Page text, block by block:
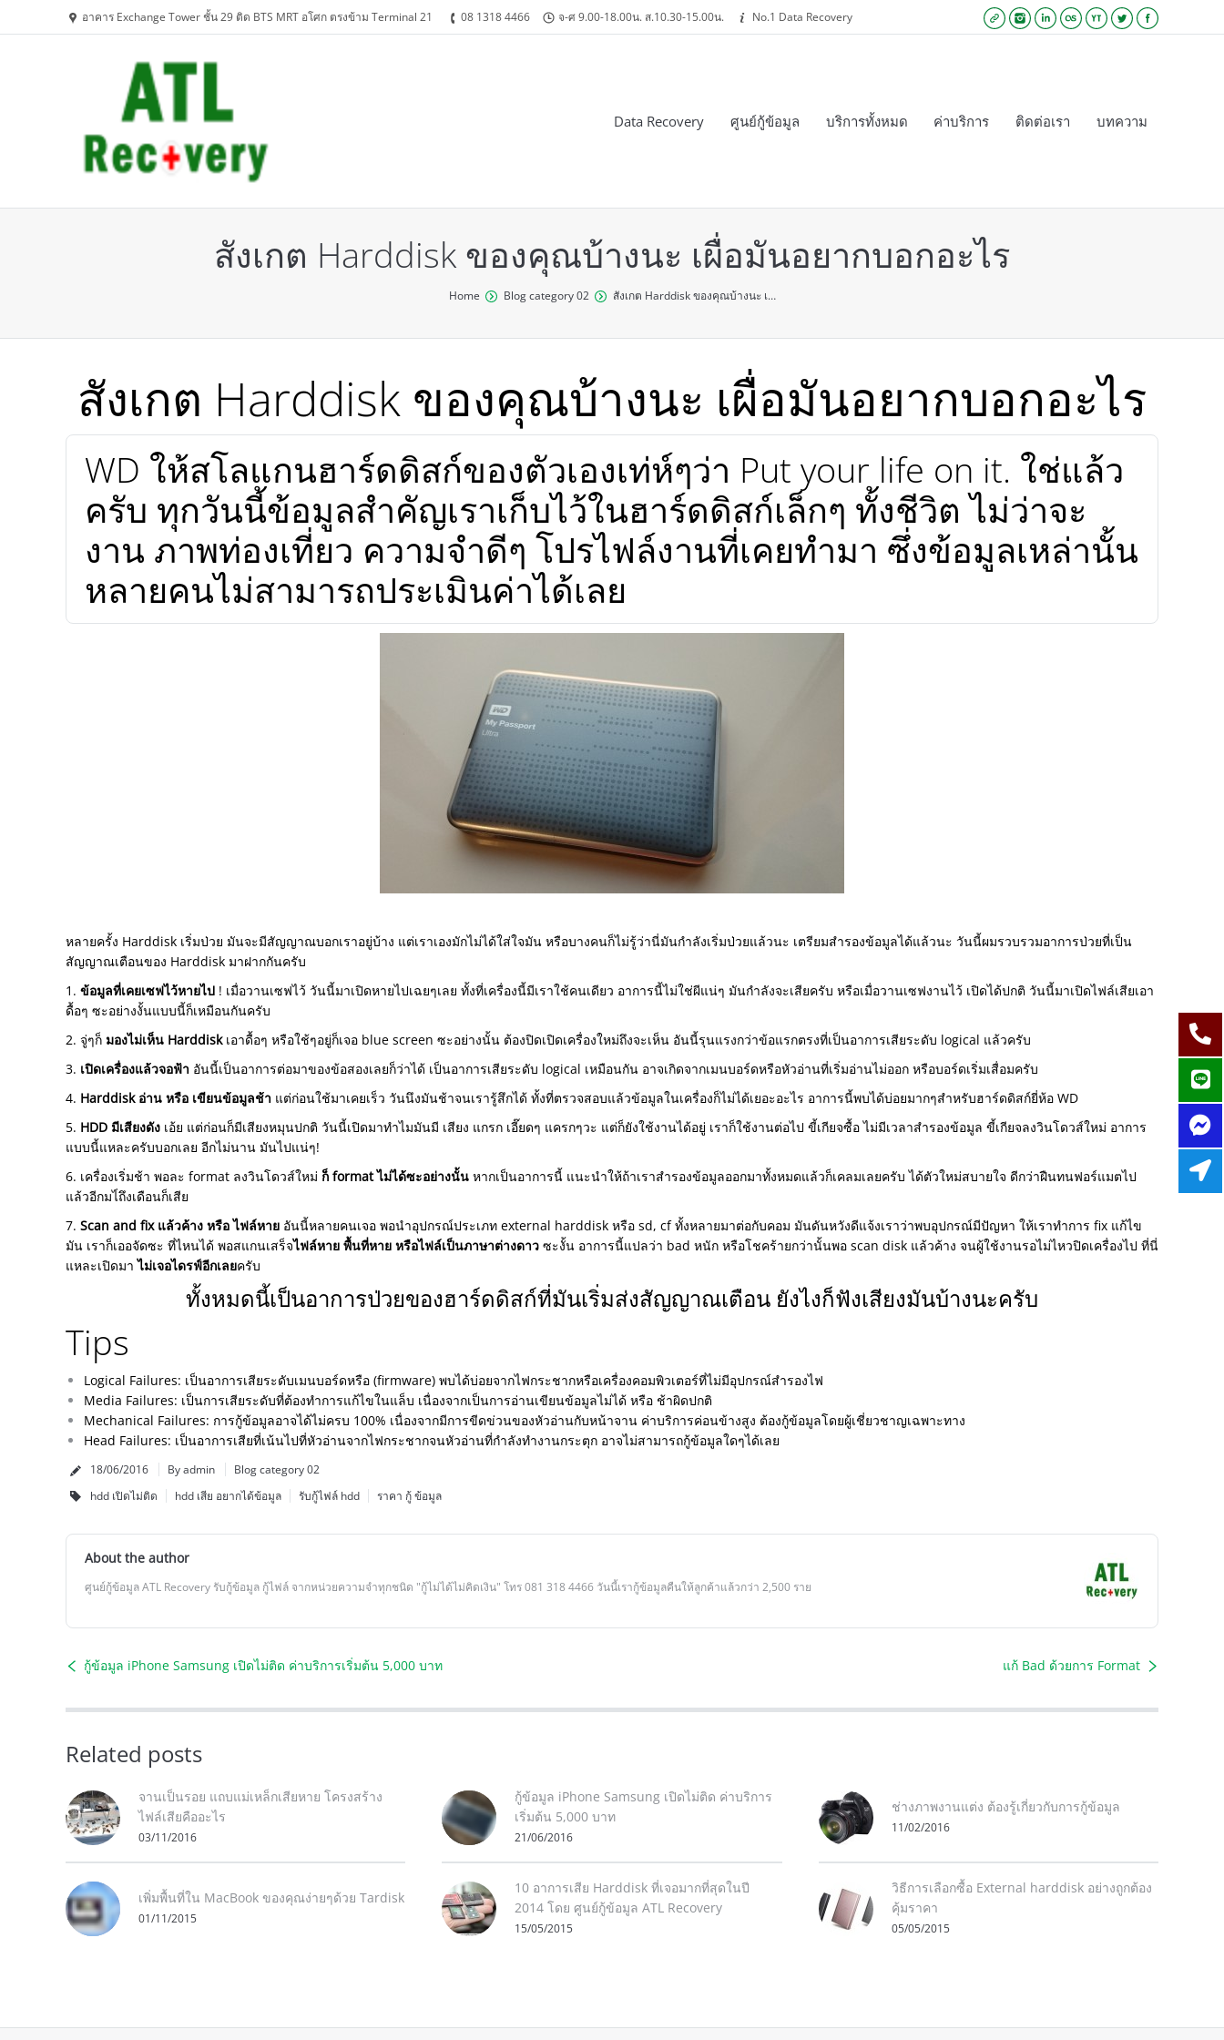
อาคาร Exchange Tower ชั้น 29 ติด BTS MRT อโศก ตรงข้าม Terminal 21 08 1318 4466 จ-ศ 9.00-18.00น. ส.10.30-15.00น. No.1 Data Recovery Twitter
YouTube
Lastfm
Linkedin
Instagram
Website
Data Recovery ศูนย์กู้ข้อมูล บริการทั้งหมด ค่าบริการ ติดต่อเรา บทความ
สังเกต Harddisk ของคุณบ้างนะ เผื่อมันอยากบอกอะไร
Home Blog category 02 สังเกต Harddisk ของคุณบ้างนะ เ…
สังเกต Harddisk ของคุณบ้างนะ เผื่อมันอยากบอกอะไร
WD ให้สโลแกนฮาร์ดดิสก์ของตัวเองเท่ห์ๆว่า Put your life on it. ใช่แล้ว
ครับ ทุกวันนี้ข้อมูลสำคัญเราเก็บไว้ในฮาร์ดดิสก์เล็กๆ ทั้งชีวิต ไม่ว่าจะ
งาน ภาพท่องเที่ยว ความจำดีๆ โปรไฟล์งานที่เคยทำมา ซึ่งข้อมูลเหล่านั้น
หลายคนไม่สามารถประเมินค่าได้เลย
หลายครั้ง Harddisk เริ่มป่วย มันจะมีสัญญาณบอกเราอยู่บ้าง แต่เราเองมักไม่ได้ใส่ใจมัน หรือบางคนก็ไม่รู้ว่านี่มันกำลังเริ่มป่วยแล้วนะ เตรียมสำรองข้อมูลได้แล้วนะ วันนี้ผมรวบรวมอาการป่วยที่เป็น
สัญญาณเตือนของ Harddisk มาฝากกันครับ
1. ข้อมูลที่เคยเซฟไว้หายไป ! เมื่อวานเซฟไว้ วันนี้มาเปิดหายไปเฉยๆเลย ทั้งที่เครื่องนี้มีเราใช้คนเดียว อาการนี้ไม่ใช่ผีแน่ๆ มันกำลังจะเสียครับ หรือเมื่อวานเซฟงานไว้ เปิดได้ปกติ วันนี้มาเปิดไฟล์เสียเอา
ดื้อๆ ซะอย่างงั้นแบบนี้ก็เหมือนกันครับ
2. จู่ๆก็ มองไม่เห็น Harddiskเอาดื้อๆ หรือใช้ๆอยู่ก็เจอ blue screen ซะอย่างนั้น ต้องปิดเปิดเครื่องใหม่ถึงจะเห็น อันนี้รุนแรงกว่าข้อแรกตรงที่เป็นอาการเสียระดับ logical แล้วครับ
3. เปิดเครื่องแล้วจอฟ้า อันนี้เป็นอาการต่อมาของข้อสองเลยก็ว่าได้ เป็นอาการเสียระดับ logical เหมือนกัน อาจเกิดจากเมนบอร์ดหรือหัวอ่านที่เริ่มอ่านไม่ออก หรือบอร์ดเริ่มเสื่อมครับ
4. Harddisk อ่าน หรือ เขียนข้อมูลช้า แต่ก่อนใช้มาเคยเร็ว วันนึงมันช้าจนเรารู้สึกได้ ทั้งที่ตรวจสอบแล้วข้อมูลในเครื่องก็ไม่ได้เยอะอะไร อาการนี้พบได้บ่อยมากๆสำหรับฮาร์ดดิสก์ยี่ห้อ WD
5. HDD มีเสียงดัง เอ้ย แต่ก่อนก็มีเสียงหมุนปกติ วันนี้เปิดมาทำไมมันมี เสียง แกรก เอี๊ยดๆ แครกๆวะ แต่ก็ยังใช้งานได้อยู่ เราก็ใช้งานต่อไป ขี้เกียจซื้อ ไม่มีเวลาสำรองข้อมูล ขี้เกียจลงวินโดวส์ใหม่ อาการ
แบบนี้แหละครับบอกเลย อีกไม่นาน มันไปแน่ๆ!
6. เครื่องเริ่มช้า พอละ format ลงวินโดวส์ใหม่ ก็ format ไม่ได้ซะอย่างนั้น หากเป็นอาการนี้ แนะนำให้ถ้าเราสำรองข้อมูลออกมาทั้งหมดแล้วก็เคลมเลยครับ ได้ตัวใหม่สบายใจ ดีกว่าฝืนทนฟอร์แมตไป
แล้วอีกมไ่ถึงเดือนก็เสีย
7. Scan and fix แล้วค้าง หรือ ไฟล์หาย อันนี้หลายคนเจอ พอนำอุปกรณ์ประเภท external harddisk หรือ sd, cf ทั้งหลายมาต่อกับคอม มันดันหวังดีแจ้งเราว่าพบอุปกรณ์มีปัญหา ให้เราทำการ fix แก้ไข
มัน เราก็เออจัดซะ ที่ไหนได้ พอสแกนเสร็จไฟล์หาย พื้นที่หาย หรือไฟล์เป็นภาษาต่างดาว ซะงั้น อาการนี้แปลว่า bad หนัก หรือโชคร้ายกว่านั้นพอ scan disk แล้วค้าง จนผู้ใช้งานรอไม่ไหวปิดเครื่องไป ที่นี่
แหละเปิดมาไม่เจอไดรฟ์อีกเลยครับ
ทั้งหมดนี้เป็นอาการป่วยของฮาร์ดดิสก์ที่มันเริ่มส่งสัญญาณเตือน ยังไงก็ฟังเสียงมันบ้างนะครับ
Tips
Logical Failures: เป็นอาการเสียระดับเมนบอร์ดหรือ (firmware) พบได้บ่อยจากไฟกระชากหรือเครื่องคอมพิวเตอร์ที่ไม่มีอุปกรณ์สำรองไฟ
Media Failures: เป็นการเสียระดับที่ต้องทำการแก้ไขในแล็บ เนื่องจากเป็นการอ่านเขียนข้อมูลไม่ได้ หรือ ช้าผิดปกติ
Mechanical Failures: การกู้ข้อมูลอาจได้ไม่ครบ 100% เนื่องจากมีการขีดข่วนของหัวอ่านกับหน้าจาน ค่าบริการค่อนข้างสูง ต้องกู้ข้อมูลโดยผู้เชี่ยวชาญเฉพาะทาง
Head Failures: เป็นอาการเสียที่เน้นไปที่หัวอ่านจากไฟกระชากจนหัวอ่านที่กำลังทำงานกระตุก อาจไม่สามารถกู้ข้อมูลใดๆได้เลย
18/06/2016 By admin
Blog category 02
hdd เปิดไม่ติด
hdd เสีย อยากได้ข้อมูล รับกู้ไฟล์ hdd ราคา กู้ ข้อมูล
About the author
ศูนย์กู้ข้อมูล ATL Recovery รับกู้ข้อมูล กู้ไฟล์ จากหน่วยความจำทุกชนิด "กู้ไม่ได้ไม่คิดเงิน" โทร 081 318 4466 วันนี้เรากู้ข้อมูลคืนให้ลูกค้าแล้วกว่า 2,500 ราย
กู้ข้อมูล iPhone Samsung เปิดไม่ติด ค่าบริการเริ่มต้น 5,000 บาท แก้ Bad ด้วยการ Format
Related posts
จานเป็นรอย แถบแม่เหล็กเสียหาย โครงสร้าง
ไฟล์เสียคืออะไร
03/11/2016
กู้ข้อมูล iPhone Samsung เปิดไม่ติด ค่าบริการ
เริ่มต้น 5,000 บาท
21/06/2016
ช่างภาพงานแต่ง ต้องรู้เกี่ยวกับการกู้ข้อมูล
11/02/2016
เพิ่มพื้นที่ใน MacBook ของคุณง่ายๆด้วย Tardisk
01/11/2015
10 อาการเสีย Harddisk ที่เจอมากที่สุดในปี
2014 โดย ศูนย์กู้ข้อมูล ATL Recovery
15/05/2015
วิธีการเลือกซื้อ External harddisk อย่างถูกต้อง
คุ้มราคา
05/05/2015